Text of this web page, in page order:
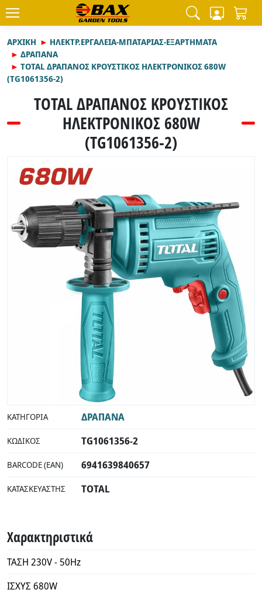
ΑΡΧΙΚΉ
ΗΛΕΚΤΡ.ΕΡΓΑΛΕΙΑ-ΜΠΑΤΑΡΙΑΣ-ΕΞΑΡΤΗΜΑΤΑ
ΔΡΑΠΑΝΑ
TOTAL ΔΡΑΠΑΝΟΣ ΚΡΟΥΣΤΙΚΟΣ ΗΛΕΚΤΡΟΝΙΚΟΣ 680W
(TG1061356-2)
TOTAL ΔΡΑΠΑΝΟΣ ΚΡΟΥΣΤΙΚΟΣ
ΗΛΕΚΤΡΟΝΙΚΟΣ 680W
(TG1061356-2)
ΚΑΤΗΓΟΡΊΑ ΔΡΑΠΑΝΑ
ΚΩΔΙΚΌΣ TG1061356-2
BARCODE (EAN) 6941639840657
ΚΑΤΑΣΚΕΥΑΣΤΉΣ TOTAL
Χαρακτηριστικά
ΤΑΣΗ 230V - 50Hz
ΙΣΧΥΣ 680W